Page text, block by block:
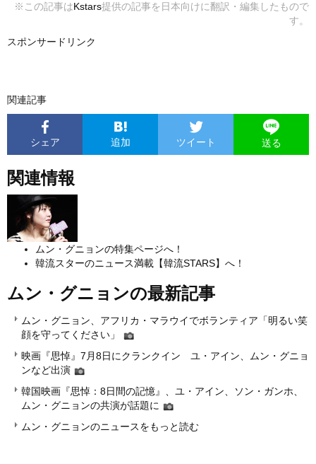
※この記事はKstars提供の記事を日本向けに翻訳・編集したもので
す。
スポンサードリンク
関連記事
シェア 追加 ツイート 送る
関連情報
ムン・グニョンの特集ページへ！
韓流スターのニュース満載【韓流STARS】へ！
ムン・グニョンの最新記事
ムン・グニョン、アフリカ・マラウイでボランティア「明るい笑
顔を守ってください」
映画『思悼』7月8日にクランクイン ユ・アイン、ムン・グニョ
ンなど出演
韓国映画『思悼：8日間の記憶』、ユ・アイン、ソン・ガンホ、
ムン・グニョンの共演が話題に
ムン・グニョンのニュースをもっと読む